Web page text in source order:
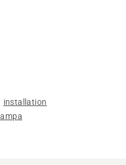
installation